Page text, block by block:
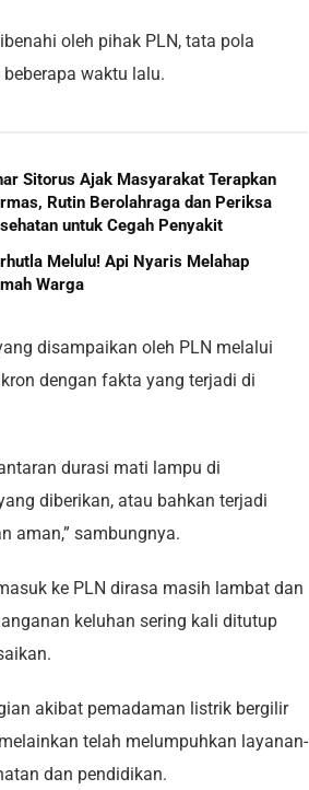
oleh pihak PLN, tata pola
waktu lalu.
Sitorus Ajak Masyarakat Terapkan
Rutin Berolahraga dan Periksa
untuk Cegah Penyakit
Melulu! Api Nyaris Melahap
Warga
disampaikan oleh PLN melalui
dengan fakta yang terjadi di
durasi mati lampu di
diberikan, atau bahkan terjadi
aman,” sambungnya.
ke PLN dirasa masih lambat dan
keluhan sering kali ditutup
akibat pemadaman listrik bergilir
telah melumpuhkan layanan-
dan pendidikan.